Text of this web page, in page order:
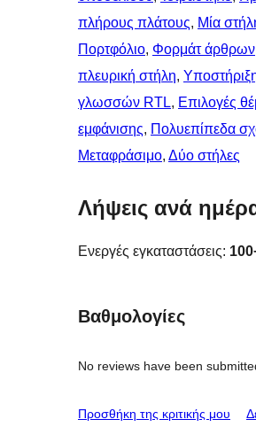
πλήρους πλάτους, Μία
Πορτφόλιο, Φορμάτ άρθρων
πλευρική στήλη,
γλωσσών RTL, Επιλογές
εμφάνισης, Πολυεπίπεδα
Μεταφράσιμο, Δύο στήλες
Λήψεις ανά
Ενεργές εγκαταστάσεις:
Βαθμολογίες
No reviews have been
Προσθήκη της κριτικής μου